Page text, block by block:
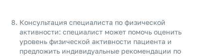
Консультация специалиста по физической
активности: специалист может помочь оценить
уровень физической активности пациента и
предложить индивидуальные рекомендации по